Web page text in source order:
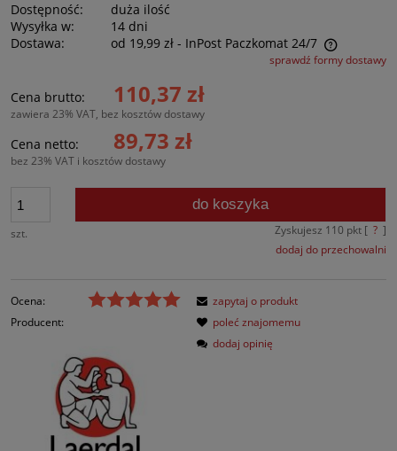
Dostępność:
duża ilość
Wysyłka w:
14 dni
Dostawa:
od 19,99 zł - InPost Paczkomat 24/7
Cena nie zawiera ewentualnych kosztów płatnościsprawdź formy dostawy
Cena brutto: 110,37 zł
zawiera 23% VAT, bez kosztów dostawy
Cena netto: 89,73 zł
bez 23% VAT i kosztów dostawy
szt.
do koszyka
Zyskujesz 110 pkt [ ? ]
dodaj do przechowalni
Ocena:
Producent:
zapytaj o produkt
poleć znajomemu
dodaj opinię